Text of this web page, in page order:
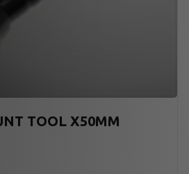
TOOL X50MM